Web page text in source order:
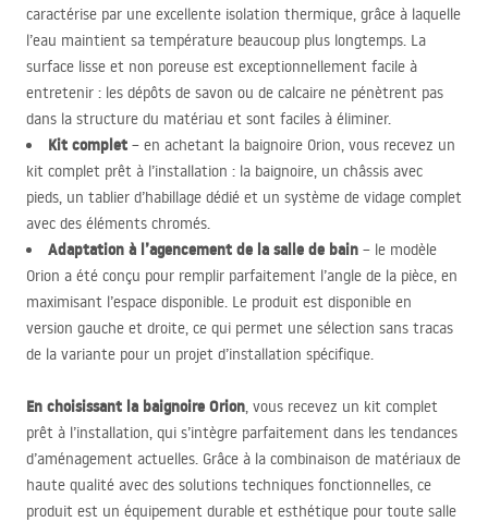
caractérise par une excellente isolation thermique, grâce à laquelle
l’eau maintient sa température beaucoup plus longtemps. La
surface lisse et non poreuse est exceptionnellement facile à
entretenir : les dépôts de savon ou de calcaire ne pénètrent pas
dans la structure du matériau et sont faciles à éliminer.
Kit complet – en achetant la baignoire Orion, vous recevez un
kit complet prêt à l’installation : la baignoire, un châssis avec
pieds, un tablier d’habillage dédié et un système de vidage complet
avec des éléments chromés.
Adaptation à l’agencement de la salle de bain – le modèle
Orion a été conçu pour remplir parfaitement l’angle de la pièce, en
maximisant l’espace disponible. Le produit est disponible en
version gauche et droite, ce qui permet une sélection sans tracas
de la variante pour un projet d’installation spécifique.
En choisissant la baignoire Orion, vous recevez un kit complet
prêt à l’installation, qui s’intègre parfaitement dans les tendances
d’aménagement actuelles. Grâce à la combinaison de matériaux de
haute qualité avec des solutions techniques fonctionnelles, ce
produit est un équipement durable et esthétique pour toute salle